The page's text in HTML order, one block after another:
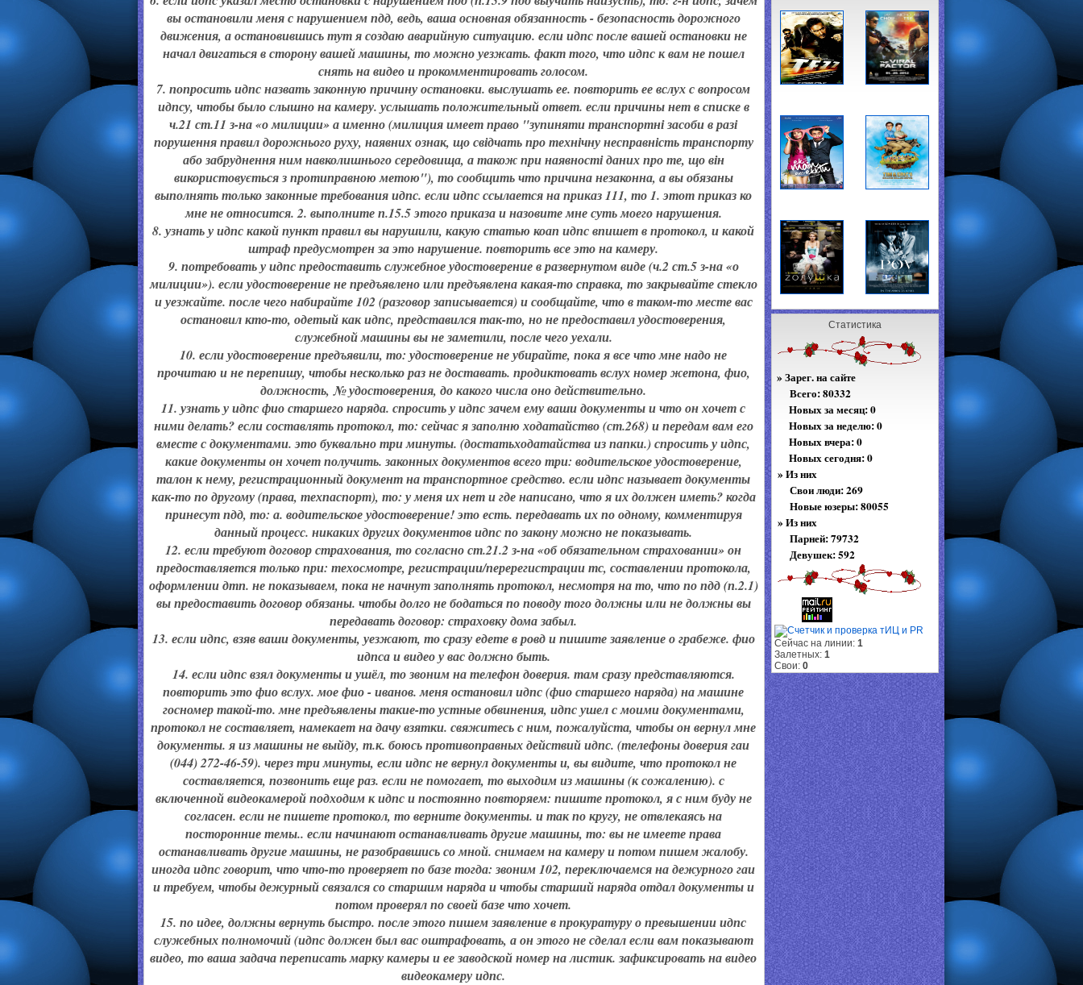
Статистика
» Зарег. на сайте
Всего:80332
Новых за месяц: 0
Новых за неделю: 0
Новых вчера: 0
Новых сегодня: 0
» Из них
Свои люди: 269
Новые юзеры: 80055
» Из них
Парней: 79732
Девушек: 592
Сейчас на линии: 1
Залетных: 1
Свои: 0
вы остановили меня с нарушением пдд, ведь, ваша основная обязанность - безопасность дорожного
движения, а остановившись тут я создаю аварийную ситуацию. если идпс после вашей остановки не
начал двигаться в сторону вашей машины, то можно уезжать. факт того, что идпс к вам не пошел
снять на видео и прокомментировать голосом.
7. попросить идпс назвать законную причину остановки. выслушать ее. повторить ее вслух с вопросом
идпсу, чтобы было слышно на камеру. услышать положительный ответ. если причины нет в списке в
ч.21 ст.11 з-на «о милиции» а именно (милиция имеет право "зупиняти транспортні засоби в разі
порушення правил дорожнього руху, наявних ознак, що свідчать про технічну несправність транспорту
або забруднення ним навколишнього середовища, а також при наявності даних про те, що він
використовується з протиправною метою"), то сообщить что причина незаконна, а вы обязаны
выполнять только законные требования идпс. если идпс ссылается на приказ 111, то 1. этот приказ ко
мне не относится. 2. выполните п.15.5 этого приказа и назовите мне суть моего нарушения.
8. узнать у идпс какой пункт правил вы нарушили, какую статью коап идпс впишет в протокол, и какой
штраф предусмотрен за это нарушение. повторить все это на камеру.
9. потребовать у идпс предоставить служебное удостоверение в развернутом виде (ч.2 ст.5 з-на «о
милиции»). если удостоверение не предъявлено или предъявлена какая-то справка, то закрывайте стекло
и уезжайте. после чего набирайте 102 (разговор записывается) и сообщайте, что в таком-то месте вас
остановил кто-то, одетый как идпс, представился так-то, но не предоставил удостоверения,
служебной машины вы не заметили, после чего уехали.
10. если удостоверение предъявили, то: удостоверение не убирайте, пока я все что мне надо не
прочитаю и не перепишу, чтобы несколько раз не доставать. продиктовать вслух номер жетона, фио,
должность, № удостоверения, до какого числа оно действительно.
11. узнать у идпс фио старшего наряда. спросить у идпс зачем ему ваши документы и что он хочет с
ними делать? если составлять протокол, то: сейчас я заполню ходатайство (ст.268) и передам вам его
вместе с документами. это буквально три минуты. (достатьходатайства из папки.) спросить у идпс,
какие документы он хочет получить. законных документов всего три: водительское удостоверение,
талон к нему, регистрационный документ на транспортное средство. если идпс называет документы
как-то по другому (права, техпаспорт), то: у меня их нет и где написано, что я их должен иметь? когда
принесут пдд, то: а. водительское удостоверение! это есть. передавать их по одному, комментируя
данный процесс. никаких других документов идпс по закону можно не показывать.
12. если требуют договор страхования, то согласно ст.21.2 з-на «об обязательном страховании» он
предоставляется только при: техосмотре, регистрации/перерегистрации тс, составлении протокола,
оформлении дтп. не показываем, пока не начнут заполнять протокол, несмотря на то, что по пдд (п.2.1)
вы предоставить договор обязаны. чтобы долго не бодаться по поводу того должны или не должны вы
передавать договор: страховку дома забыл.
13. если идпс, взяв ваши документы, уезжают, то сразу едете в ровд и пишите заявление о грабеже. фио
идпса и видео у вас должно быть.
14. если идпс взял документы и ушёл, то звоним на телефон доверия. там сразу представляются.
повторить это фио вслух. мое фио - иванов. меня остановил идпс (фио старшего наряда) на машине
госномер такой-то. мне предъявлены такие-то устные обвинения, идпс ушел с моими документами,
протокол не составляет, намекает на дачу взятки. свяжитесь с ним, пожалуйста, чтобы он вернул мне
документы. я из машины не выйду, т.к. боюсь противоправных действий идпс. (телефоны доверия гаи
(044) 272-46-59). через три минуты, если идпс не вернул документы и, вы видите, что протокол не
составляется, позвонить еще раз. если не помогает, то выходим из машины (к сожалению). с
включенной видеокамерой подходим к идпс и постоянно повторяем: пишите протокол, я с ним буду не
согласен. если не пишете протокол, то верните документы. и так по кругу, не отвлекаясь на
посторонние темы.. если начинают останавливать другие машины, то: вы не имеете права
останавливать другие машины, не разобравшись со мной. снимаем на камеру и потом пишем жалобу.
иногда идпс говорит, что что-то проверяет по базе тогда: звоним 102, переключаемся на дежурного гаи
и требуем, чтобы дежурный связался со старшим наряда и чтобы старший наряда отдал документы и
потом проверял по своей базе что хочет.
15. по идее, должны вернуть быстро. после этого пишем заявление в прокуратуру о превышении идпс
служебных полномочий (идпс должен был вас оштрафовать, а он этого не сделал если вам показывают
видео, то ваша задача переписать марку камеры и ее заводской номер на листик. зафиксировать на видео
видеокамеру идпс.